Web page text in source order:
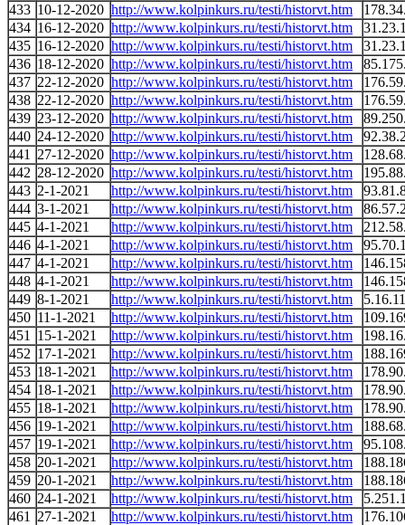
433 10-12-2020 http://www.kolpinkurs.ru/testi/historvt.htm
434 16-12-2020 http://www.kolpinkurs.ru/testi/historvt.htm
435 16-12-2020 http://www.kolpinkurs.ru/testi/historvt.htm
436 18-12-2020 http://www.kolpinkurs.ru/testi/historvt.htm
437 22-12-2020 http://www.kolpinkurs.ru/testi/historvt.htm
438 22-12-2020 http://www.kolpinkurs.ru/testi/historvt.htm
439 23-12-2020 http://www.kolpinkurs.ru/testi/historvt.htm
440 24-12-2020 http://www.kolpinkurs.ru/testi/historvt.htm
441
27-12-2020 http://www.kolpinkurs.ru/testi/historvt.htm
442 28-12-2020 http://www.kolpinkurs.ru/testi/historvt.htm
443 2-1-2021 http://www.kolpinkurs.ru/testi/historvt.htm
444 3-1-2021 http://www.kolpinkurs.ru/testi/historvt.htm
445 4-1-2021 http://www.kolpinkurs.ru/testi/historvt.htm
446 4-1-2021 http://www.kolpinkurs.ru/testi/historvt.htm
447 4-1-2021 http://www.kolpinkurs.ru/testi/historvt.htm
448 4-1-2021 http://www.kolpinkurs.ru/testi/historvt.htm
449 8-1-2021 http://www.kolpinkurs.ru/testi/historvt.htm
450 11-1-2021 http://www.kolpinkurs.ru/testi/historvt.htm
451
15-1-2021 http://www.kolpinkurs.ru/testi/historvt.htm
452 17-1-2021 http://www.kolpinkurs.ru/testi/historvt.htm
453 18-1-2021 http://www.kolpinkurs.ru/testi/historvt.htm
454 18-1-2021 http://www.kolpinkurs.ru/testi/historvt.htm
455 18-1-2021 http://www.kolpinkurs.ru/testi/historvt.htm
456 19-1-2021 http://www.kolpinkurs.ru/testi/historvt.htm
457 19-1-2021 http://www.kolpinkurs.ru/testi/historvt.htm
458 20-1-2021 http://www.kolpinkurs.ru/testi/historvt.htm
459 20-1-2021 http://www.kolpinkurs.ru/testi/historvt.htm
460 24-1-2021 http://www.kolpinkurs.ru/testi/historvt.htm
461
27-1-2021 http://www.kolpinkurs.ru/testi/historvt.htm